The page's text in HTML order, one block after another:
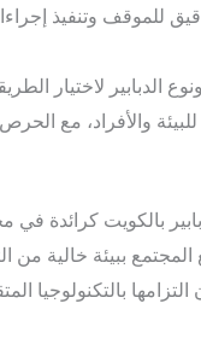
للموقف وتنفيذ
الدبابير لاختيار
والأفراد، مع
بالكويت كرائدة في
ببيئة خالية من
بالتكنولوجيا